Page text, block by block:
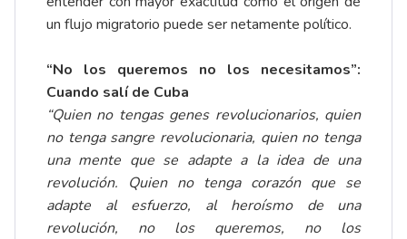
un flujo migratorio puede ser netamente político.
“No los queremos no los necesitamos”:
Cuando salí de Cuba
“Quien no tengas genes revolucionarios, quien
no tenga sangre revolucionaria, quien no tenga
una mente que se adapte a la idea de una
revolución. Quien no tenga corazón que se
adapte al esfuerzo, al heroísmo de una
revolución, no los queremos, no los